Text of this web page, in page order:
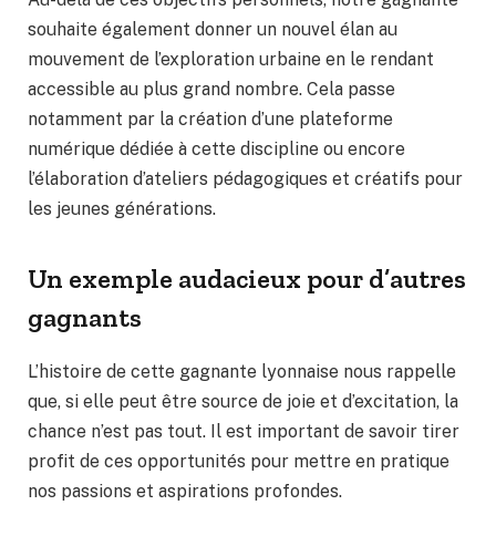
souhaite également donner un nouvel élan au
mouvement de l’exploration urbaine en le rendant
accessible au plus grand nombre. Cela passe
notamment par la création d’une plateforme
numérique dédiée à cette discipline ou encore
l’élaboration d’ateliers pédagogiques et créatifs pour
les jeunes générations.
Un exemple audacieux pour d’autres
gagnants
L’histoire de cette gagnante lyonnaise nous rappelle
que, si elle peut être source de joie et d’excitation, la
chance n’est pas tout. Il est important de savoir tirer
profit de ces opportunités pour mettre en pratique
nos passions et aspirations profondes.